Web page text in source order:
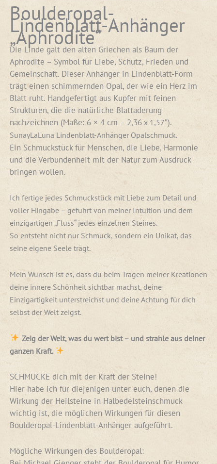
Boulderopal-
Lindenblatt-Anhänger
„Aphrodite“
Die Linde galt den alten Griechen als Baum der
Aphrodite – Symbol für Liebe, Schutz, Frieden und
Gemeinschaft. Dieser Anhänger in Lindenblatt-Form
trägt einen schimmernden Opal, der wie ein Herz im
Blatt ruht. Handgefertigt aus Kupfer mit feinen
Strukturen, die die natürliche Blattaderung
nachzeichnen (Maße: 6 × 4 cm – 2,36 x 1,57″).
SunayLaLuna Lindenblatt-Anhänger Opalschmuck.
Ein Schmuckstück für Menschen, die Liebe, Harmonie
und die Verbundenheit mit der Natur zum Ausdruck
bringen wollen.
Ich fertige jedes Schmuckstück mit Liebe zum Detail und
voller Hingabe – geführt von meiner Intuition und dem
einzigartigen „Fluss“ jedes einzelnen Steines.
So entsteht nicht nur Schmuck, sondern ein Unikat, das
seine eigene Seele trägt.
Mein Wunsch ist es, dass du beim Tragen meiner Kreationen
deine innere Schönheit sichtbar machst, deine
Einzigartigkeit unterstreichst und deine Achtung für dich
selbst der Welt zeigst.
Zeig der Welt, was du wert bist – und strahle aus deiner
ganzen Kraft.
SCHMÜCKE dich mit der Kraft der Steine!
Hier habe ich für diejenigen unter euch, denen die
Wirkung der Heilsteine in Halbedelsteinschmuck
wichtig ist, die möglichen Wirkungen für diesen
Boulderopal-Lindenblatt-Anhänger aufgeführt.
Mögliche Wirkungen des Boulderopal: